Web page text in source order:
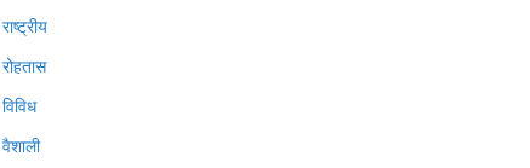
राष्ट्रीय
रोहतास
विविध
वैशाली